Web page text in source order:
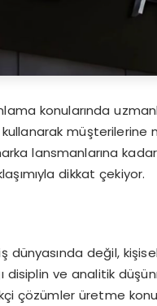
konularında
lansmanlarına
dikkat çekiyor.
dünyasında değil,
disiplin ve analitik
çözümler üretme